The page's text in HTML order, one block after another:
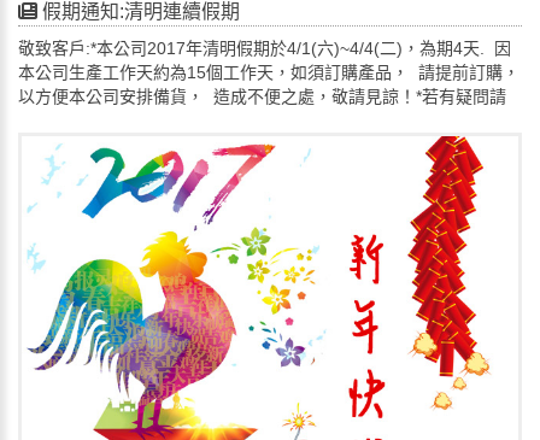
假期通知:清明連續假期
敬致客戶:*本公司2017年清明假期於4/1(六)~4/4(二)，為期4天. 因
本公司生產工作天約為15個工作天，如須訂購產品， 請提前訂購，
以方便本公司安排備貨， 造成不便之處，敬請見諒！*若有疑問請